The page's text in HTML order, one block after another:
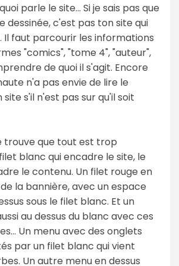
parle le site... Si je sais pas que
dessinée, c'est pas ton site qui
Il faut parcourir les informations
"comics", "tome 4", "auteur",
de quoi il s'agit. Encore
n'a pas envie de lire le
s'il n'est pas sur qu'il soit
trouve que tout est trop
blanc qui encadre le site, le
le contenu. Un filet rouge en
la bannière, avec un espace
sous le filet blanc. Et un
au dessus du blanc avec ces
Un menu avec des onglets
par un filet blanc qui vient
Un autre menu en dessus